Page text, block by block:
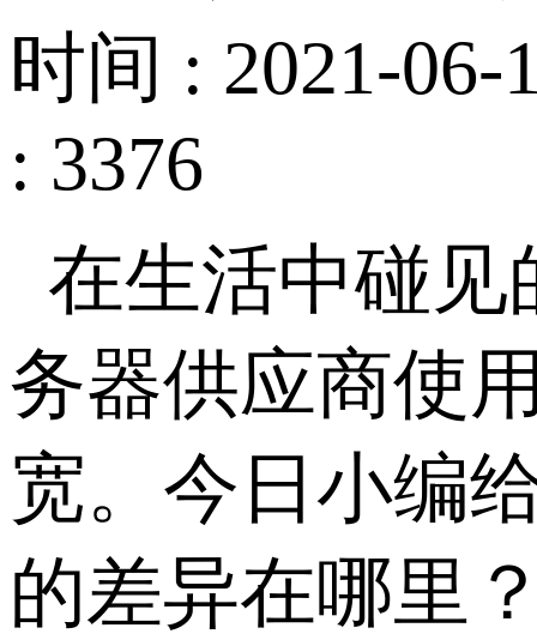
时间 : 2021-06-
: 3376
在生活中碰见
务器供应商使
宽。今日小编
的差异在哪里